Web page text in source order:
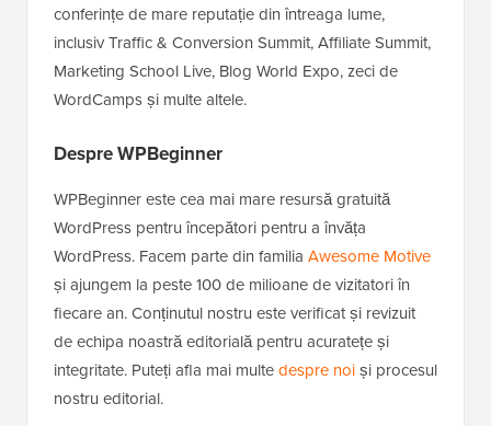
conferințe de mare reputație din întreaga lume,
inclusiv Traffic & Conversion Summit, Affiliate Summit,
Marketing School Live, Blog World Expo, zeci de
WordCamps și multe altele.
Despre WPBeginner
WPBeginner este cea mai mare resursă gratuită
WordPress pentru începători pentru a învăța
WordPress. Facem parte din familia Awesome Motive
și ajungem la peste 100 de milioane de vizitatori în
fiecare an. Conținutul nostru este verificat și revizuit
de echipa noastră editorială pentru acuratețe și
integritate. Puteți afla mai multedespre noiși procesul
nostru editorial.